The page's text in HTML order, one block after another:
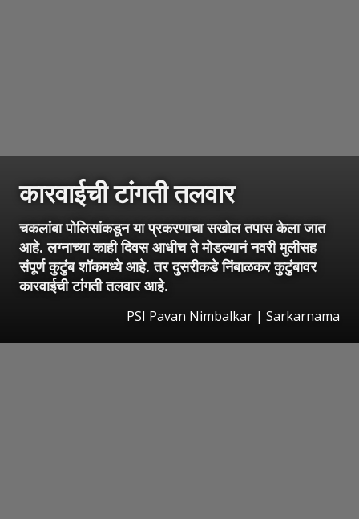
कारवाईची टांगती तलवार
चकलांबा पोलिसांकडून या प्रकरणाचा सखोल तपास केला जात
आहे. लग्नाच्या काही दिवस आधीच ते मोडल्यानं नवरी मुलीसह
संपूर्ण कुटुंब शॉकमध्ये आहे. तर दुसरीकडे निंबाळकर कुटुंबावर
कारवाईची टांगती तलवार आहे.
PSI Pavan Nimbalkar | Sarkarnama